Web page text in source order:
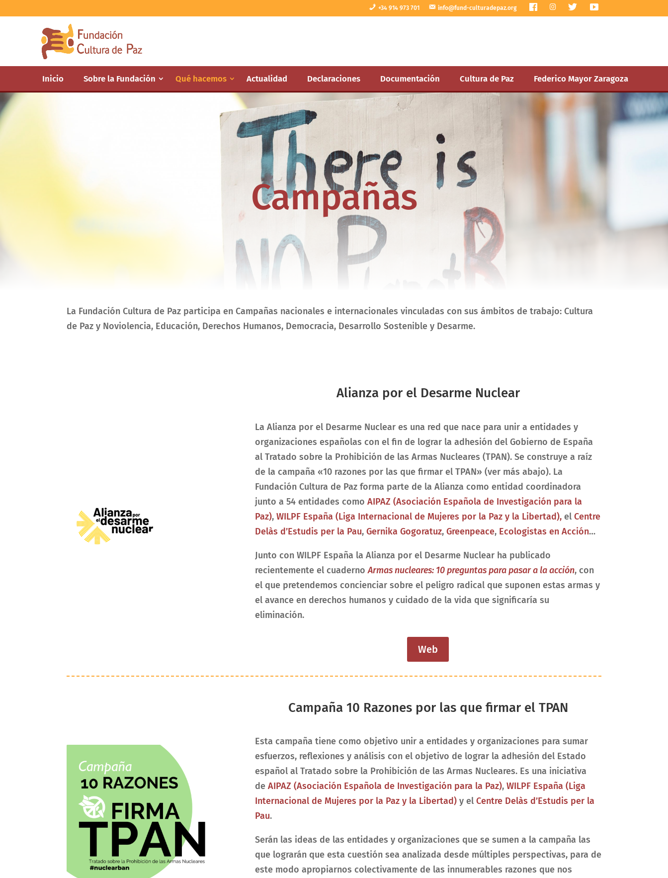
+34 914 973 701 info@fund-culturadepaz.org
Inicio Sobre la Fundación Qué hacemos Actualidad Declaraciones Documentación Cultura de Paz Federico Mayor Zaragoza
Campañas
La Fundación Cultura de Paz participa en Campañas nacionales e internacionales vinculadas con sus ámbitos de trabajo: Cultura
de Paz y Noviolencia, Educación, Derechos Humanos, Democracia, Desarrollo Sostenible y Desarme.
Alianza por el Desarme Nuclear
La Alianza por el Desarme Nuclear es una red que nace para unir a entidades y
organizaciones españolas con el fin de lograr la adhesión del Gobierno de España
al Tratado sobre la Prohibición de las Armas Nucleares (TPAN). Se construye a raíz
de la campaña «10 razones por las que firmar el TPAN» (ver más abajo). La
Fundación Cultura de Paz forma parte de la Alianza como entidad coordinadora
junto a 54 entidades como AIPAZ (Asociación Española de Investigación para la
Paz), WILPF España (Liga Internacional de Mujeres por la Paz y la Libertad),el Centre
Delàs d’Estudis per la Pau, Gernika Gogoratuz, Greenpeace, Ecologistas en Acción…
Junto con WILPF España la Alianza por el Desarme Nuclear ha publicado
recientemente el cuadernoArmas nucleares: 10 preguntas para pasar a la acción, con
el que pretendemos concienciar sobre el peligro radical que suponen estas armas y
el avance en derechos humanos y cuidado de la vida que significaría su
eliminación.
Web
Campaña 10 Razones por las que firmar el TPAN
Esta campaña tiene como objetivo unir a entidades y organizaciones para sumar
esfuerzos, reflexiones y análisis con el objetivo de lograr la adhesión del Estado
español al Tratado sobre la Prohibición de las Armas Nucleares. Es una iniciativa
de AIPAZ (Asociación Española de Investigación para la Paz), WILPF España (Liga
Internacional de Mujeres por la Paz y la Libertad) y el Centre Delàs d’Estudis per la
Pau.
Serán las ideas de las entidades y organizaciones que se sumen a la campaña las
que lograrán que esta cuestión sea analizada desde múltiples perspectivas, para de
este modo apropiarnos colectivamente de las innumerables razones que nos